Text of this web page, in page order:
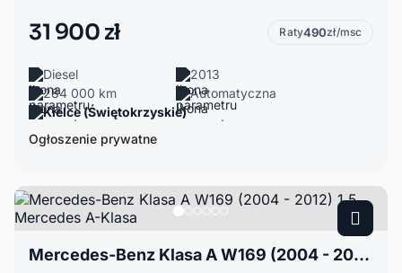
31 900 zł Raty490zł/msc
Diesel
2013
284 000 km
Automatyczna
Kielce (Świętokrzyskie)
Ogłoszenie prywatne
Mercedes-Benz Klasa A W169 (2004 - 2012) 1.5 Mercedes A-Klasa